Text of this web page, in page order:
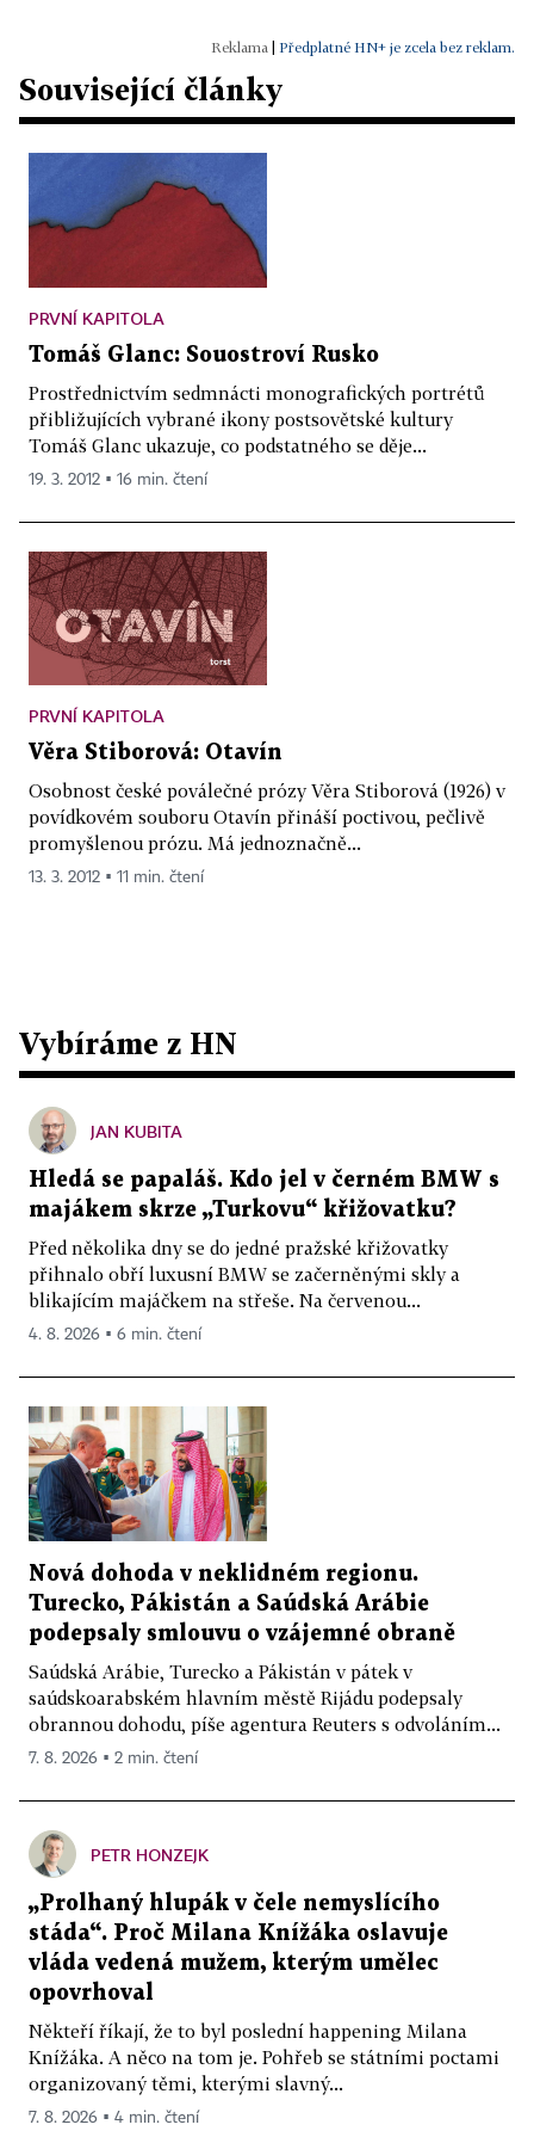
Předplatné HN+ je zcela bez reklam.
Související články
PRVNÍ KAPITOLA
Tomáš Glanc: Souostroví Rusko
Prostřednictvím sedmnácti monografických portrétů
přibližujících vybrané ikony postsovětské kultury
Tomáš Glanc ukazuje, co podstatného se děje...
19. 3. 2012 ▪ 16 min. čtení
PRVNÍ KAPITOLA
Věra Stiborová: Otavín
Osobnost české poválečné prózy Věra Stiborová (1926) v
povídkovém souboru Otavín přináší poctivou, pečlivě
promyšlenou prózu. Má jednoznačně...
13. 3. 2012 ▪ 11 min. čtení
Vybíráme z HN
JAN KUBITA
Hledá se papaláš. Kdo jel v černém BMW s
majákem skrze „Turkovu“ křižovatku?
Před několika dny se do jedné pražské křižovatky
přihnalo obří luxusní BMW se začerněnými skly a
blikajícím majáčkem na střeše. Na červenou...
4. 8. 2026 ▪ 6 min. čtení
Nová dohoda v neklidném regionu.
Turecko, Pákistán a Saúdská Arábie
podepsaly smlouvu o vzájemné obraně
Saúdská Arábie, Turecko a Pákistán v pátek v
saúdskoarabském hlavním městě Rijádu podepsaly
obrannou dohodu, píše agentura Reuters s odvoláním...
7. 8. 2026 ▪ 2 min. čtení
PETR HONZEJK
„Prolhaný hlupák v čele nemyslícího
stáda“. Proč Milana Knížáka oslavuje
vláda vedená mužem, kterým umělec
opovrhoval
Někteří říkají, že to byl poslední happening Milana
Knížáka. A něco na tom je. Pohřeb se státními poctami
organizovaný těmi, kterými slavný...
7. 8. 2026 ▪ 4 min. čtení